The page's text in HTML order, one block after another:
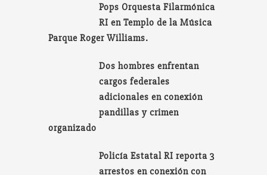
Pops Orquesta Filarmónica
RI en Templo de la Música
Parque Roger Williams.
Dos hombres enfrentan
cargos federales
adicionales en conexión
pandillas y crimen
organizado
Policía Estatal RI reporta 3
arrestos en conexión con